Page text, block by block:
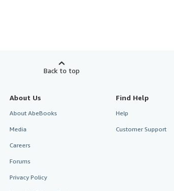
Back to top
About Us
About AbeBooks
Media
Careers
Forums
Privacy Policy
Find Help
Help
Customer Support